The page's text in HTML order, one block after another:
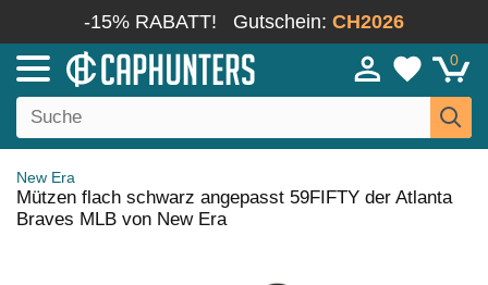
-15% RABATT! Gutschein: CH2026
0
New Era
Mützen flach schwarz angepasst 59FIFTY der Atlanta
Braves MLB von New Era